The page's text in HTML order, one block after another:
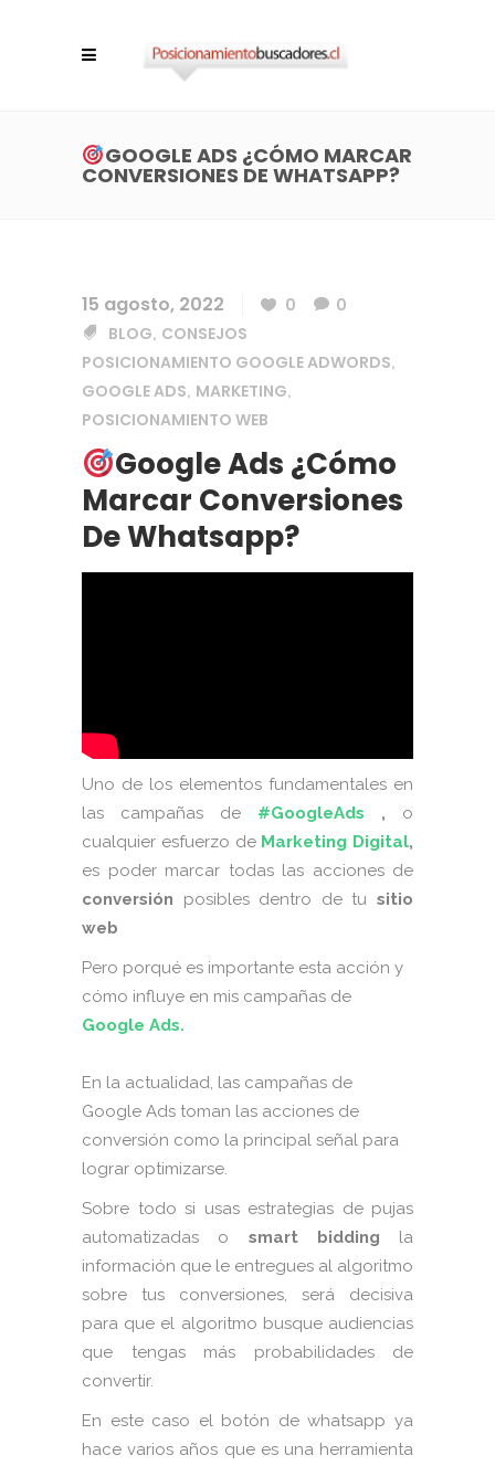
GOOGLE ADS ¿CÓMO MARCAR
CONVERSIONES DE WHATSAPP?
15 agosto, 2022 0
0
BLOG, CONSEJOS
POSICIONAMIENTO GOOGLE ADWORDS,
GOOGLE ADS, MARKETING,
POSICIONAMIENTO WEB
Google Ads ¿Cómo
Marcar Conversiones
De Whatsapp?
Uno de los elementos fundamentales en
las campañas de #GoogleAds , o
cualquier esfuerzo de Marketing Digital,
es poder marcar todas las acciones de
conversión posibles dentro de tusitio
web
Pero porqué es importante esta acción y
cómo influye en mis campañas de
Google Ads.
En la actualidad, las campañas de
Google Ads toman las acciones de
conversión como la principal señal para
lograr optimizarse.
Sobre todo si usas estrategias de pujas
automatizadas o smart bidding la
información que le entregues al algoritmo
sobre tus conversiones, será decisiva
para que el algoritmo busque audiencias
que tengas más probabilidades de
convertir.
En este caso el botón de whatsapp ya
hace varios años que es una herramienta